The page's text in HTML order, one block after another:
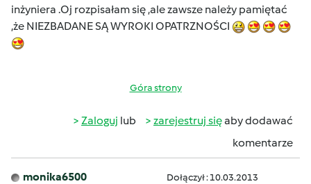
inżyniera .Oj rozpisałam się ,ale zawsze należy pamiętać
,że NIEZBADANE SĄ WYROKI OPATRZNOŚCI
Góra strony
Zaloguj lub zarejestruj sięaby dodawać
komentarze
monika6500 Dołączył : 10.03.2013